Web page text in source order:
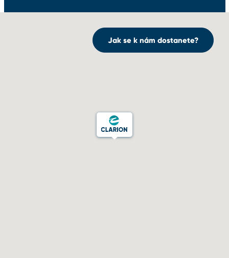
Jak se k nám dostanete?